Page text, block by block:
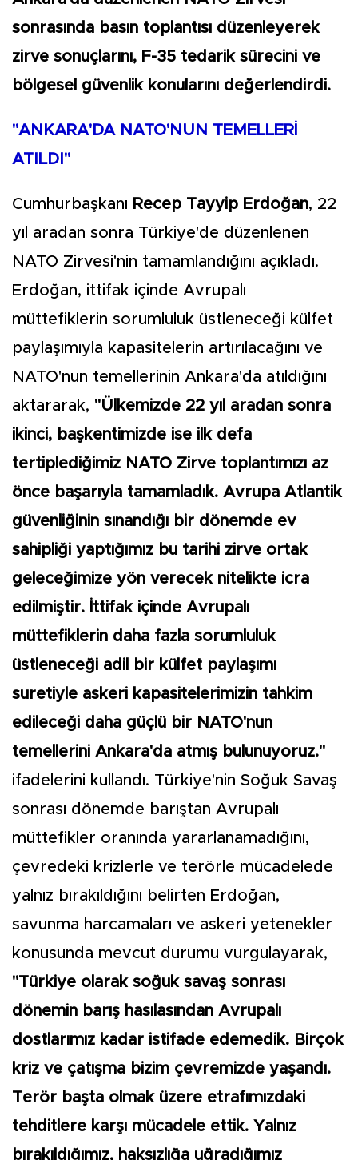
sonrasında basın toplantısı düzenleyerek
zirve sonuçlarını, F-35 tedarik sürecini ve
bölgesel güvenlik konularını değerlendirdi.
"ANKARA'DA NATO'NUN TEMELLERİ
ATILDI"
Cumhurbaşkanı Recep Tayyip Erdoğan, 22
yıl aradan sonra Türkiye'de düzenlenen
NATO Zirvesi'nin tamamlandığını açıkladı.
Erdoğan, ittifak içinde Avrupalı
müttefiklerin sorumluluk üstleneceği külfet
paylaşımıyla kapasitelerin artırılacağını ve
NATO'nun temellerinin Ankara'da atıldığını
aktararak, "Ülkemizde 22 yıl aradan sonra
ikinci, başkentimizde ise ilk defa
tertiplediğimiz NATO Zirve toplantımızı az
önce başarıyla tamamladık. Avrupa Atlantik
güvenliğinin sınandığı bir dönemde ev
sahipliği yaptığımız bu tarihi zirve ortak
geleceğimize yön verecek nitelikte icra
edilmiştir. İttifak içinde Avrupalı
müttefiklerin daha fazla sorumluluk
üstleneceği adil bir külfet paylaşımı
suretiyle askeri kapasitelerimizin tahkim
edileceği daha güçlü bir NATO'nun
temellerini Ankara'da atmış bulunuyoruz."
ifadelerini kullandı. Türkiye'nin Soğuk Savaş
sonrası dönemde barıştan Avrupalı
müttefikler oranında yararlanamadığını,
çevredeki krizlerle ve terörle mücadelede
yalnız bırakıldığını belirten Erdoğan,
savunma harcamaları ve askeri yetenekler
konusunda mevcut durumu vurgulayarak,
"Türkiye olarak soğuk savaş sonrası
dönemin barış hasılasından Avrupalı
dostlarımız kadar istifade edemedik. Birçok
kriz ve çatışma bizim çevremizde yaşandı.
Terör başta olmak üzere etrafımızdaki
tehditlere karşı mücadele ettik. Yalnız
bırakıldığımız, haksızlığa uğradığımız